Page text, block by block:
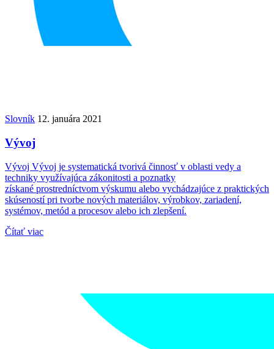
Slovník 12. januára 2021
Vývoj
Vývoj Vývoj je systematická tvorivá činnosť v oblasti vedy a
techniky využívajúca zákonitosti a poznatky
získané prostredníctvom výskumu alebo vychádzajúce z praktických
skúseností pri tvorbe nových materiálov, výrobkov, zariadení,
systémov, metód a procesov alebo ich zlepšení.
Čítať viac